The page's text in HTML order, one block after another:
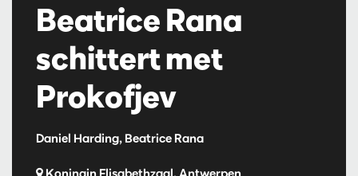
Beatrice Rana
schittert met
Prokofjev
Daniel Harding, Beatrice Rana